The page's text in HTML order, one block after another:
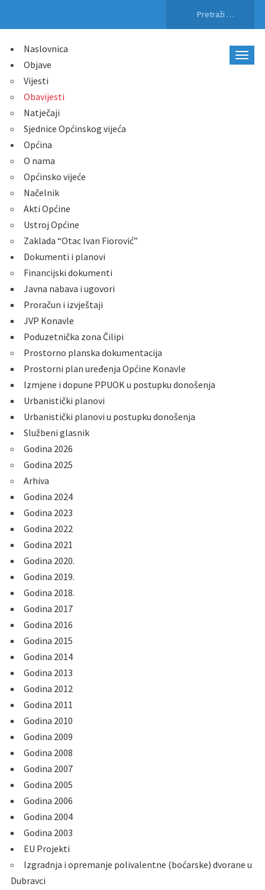
Naslovnica
Objave
Vijesti
Obavijesti
Natječaji
Sjednice Općinskog vijeća
Općina
O nama
Općinsko vijeće
Načelnik
Akti Općine
Ustroj Općine
Zaklada “Otac Ivan Fiorović”
Dokumenti i planovi
Financijski dokumenti
Javna nabava i ugovori
Proračun i izvještaji
JVP Konavle
Poduzetnička zona Čilipi
Prostorno planska dokumentacija
Prostorni plan uređenja Općine Konavle
Izmjene i dopune PPUOK u postupku donošenja
Urbanistički planovi
Urbanistički planovi u postupku donošenja
Službeni glasnik
Godina 2026
Godina 2025
Arhiva
Godina 2024
Godina 2023
Godina 2022
Godina 2021
Godina 2020.
Godina 2019.
Godina 2018.
Godina 2017
Godina 2016
Godina 2015
Godina 2014
Godina 2013
Godina 2012
Godina 2011
Godina 2010
Godina 2009
Godina 2008
Godina 2007
Godina 2005
Godina 2006
Godina 2004
Godina 2003
EU Projekti
Izgradnja i opremanje polivalentne (boćarske) dvorane u
Dubravci